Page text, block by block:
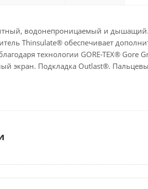
водонепроницаемый и дышащий.
Thinsulate® обеспечивает
технологии GORE-TEX®
экран. Подкладка Outlast®.